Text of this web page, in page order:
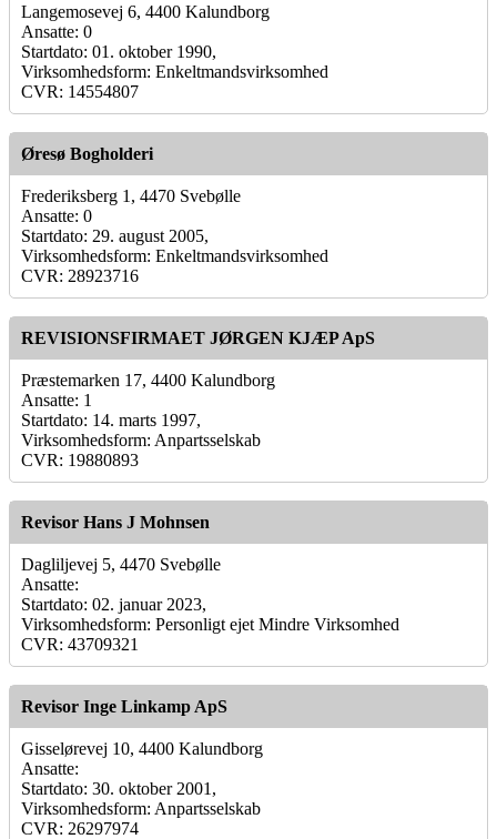
Langemosevej 6, 4400 Kalundborg
Ansatte: 0
Startdato: 01. oktober 1990,
Virksomhedsform: Enkeltmandsvirksomhed
CVR: 14554807
Øresø Bogholderi
Frederiksberg 1, 4470 Svebølle
Ansatte: 0
Startdato: 29. august 2005,
Virksomhedsform: Enkeltmandsvirksomhed
CVR: 28923716
REVISIONSFIRMAET JØRGEN KJÆP ApS
Præstemarken 17, 4400 Kalundborg
Ansatte: 1
Startdato: 14. marts 1997,
Virksomhedsform: Anpartsselskab
CVR: 19880893
Revisor Hans J Mohnsen
Dagliljevej 5, 4470 Svebølle
Ansatte:
Startdato: 02. januar 2023,
Virksomhedsform: Personligt ejet Mindre Virksomhed
CVR: 43709321
Revisor Inge Linkamp ApS
Gisselørevej 10, 4400 Kalundborg
Ansatte:
Startdato: 30. oktober 2001,
Virksomhedsform: Anpartsselskab
CVR: 26297974